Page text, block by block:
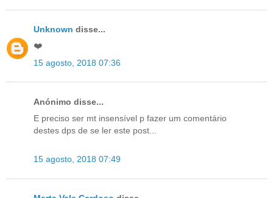
Unknown disse...
❤️
15 agosto, 2018 07:36
Anónimo disse...
E preciso ser mt insensível p fazer um comentário
destes dps de se ler este post...
15 agosto, 2018 07:49